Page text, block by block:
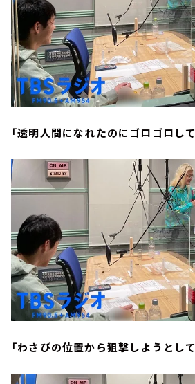
「透明人間になれたのにゴロゴロし
「わさびの位置から狙撃しようとし